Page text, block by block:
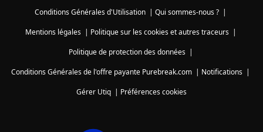
Conditions Générales d'Utilisation Qui sommes-nous ?
Mentions légales| Politique sur les cookies et autres traceurs|
Politique de protection des données|
Conditions Générales de l'offre payante Purebreak.com
Notifications
Gérer Utiq
Préférences cookies